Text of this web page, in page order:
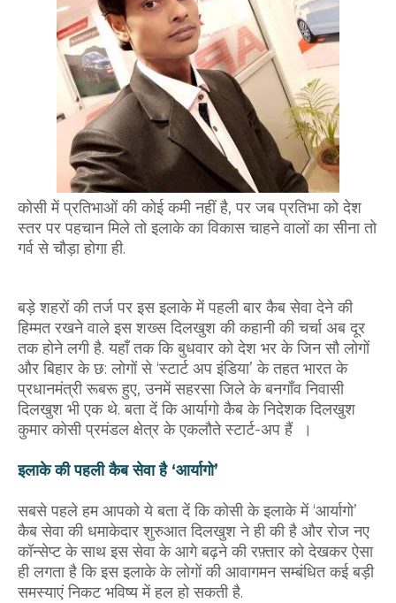
कोसी में प्रतिभाओं की कोई कमी नहीं है, पर जब प्रतिभा को देश
स्तर पर पहचान मिले तो इलाके का विकास चाहने वालों का सीना तो
गर्व से चौड़ा होगा ही.
बड़े शहरों की तर्ज पर इस इलाके में पहली बार कैब सेवा देने की
हिम्मत रखने वाले इस शख्स दिलखुश की कहानी की चर्चा अब दूर
तक होने लगी है. यहाँ तक कि बुधवार को देश भर के जिन सौ लोगों
और बिहार के छ: लोगों से ‘स्टार्ट अप इंडिया’ के तहत भारत के
प्रधानमंत्री रूबरू हुए, उनमें सहरसा जिले के बनगाँव निवासी
दिलखुश भी एक थे. बता दें कि आर्यागो कैब के निदेशक दिलखुश
कुमार कोसी प्रमंडल क्षेत्र के एकलौते स्टार्ट-अप हैं ।
इलाके की पहली कैब सेवा है ‘आर्यागो’
सबसे पहले हम आपको ये बता दें कि कोसी के इलाके में ‘आर्यागो’
कैब सेवा की धमाकेदार शुरुआत दिलखुश ने ही की है और रोज नए
कॉन्सेप्ट के साथ इस सेवा के आगे बढ़ने की रफ़्तार को देखकर ऐसा
ही लगता है कि इस इलाके के लोगों की आवागमन सम्बंधित कई बड़ी
समस्याएं निकट भविष्य में हल हो सकती है.